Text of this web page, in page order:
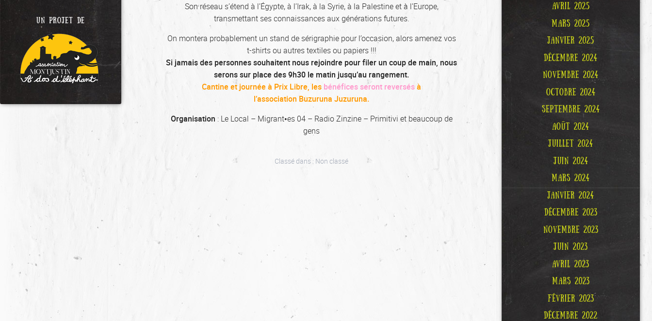
UN PROJET DE
Son réseau s’étend à l’Égypte, à l’Irak, à la Syrie, à la Palestine et à l’Europe,
transmettant ses connaissances aux générations futures.
On montera probablement un stand de sérigraphie pour l’occasion, alors amenez vos
t-shirts ou autres textiles ou papiers !!!
Si jamais des personnes souhaitent nous rejoindre pour filer un coup de main, nous
serons sur place des 9h30 le matin jusqu’au rangement.
Cantine et journée à Prix Libre, les bénéfices seront reversésà
l’association Buzuruna Juzuruna.
Organisation : Le Local – Migrant•es 04 – Radio Zinzine – Primitivi et beaucoup de
gens
Classé dans : Non classé
AVRIL 2025
MARS 2025
JANVIER 2025
DÉCEMBRE 2024
NOVEMBRE 2024
OCTOBRE 2024
SEPTEMBRE 2024
AOÛT 2024
JUILLET 2024
JUIN 2024
MARS 2024
JANVIER 2024
DÉCEMBRE 2023
NOVEMBRE 2023
JUIN 2023
AVRIL 2023
MARS 2023
FÉVRIER 2023
DÉCEMBRE 2022